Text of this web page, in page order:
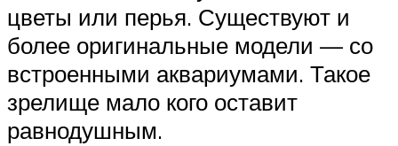
цветы или перья. Существуют и
более оригинальные модели — со
встроенными аквариумами. Такое
зрелище мало кого оставит
равнодушным.